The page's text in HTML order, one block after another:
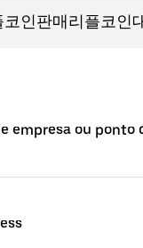
empresa ou ponto